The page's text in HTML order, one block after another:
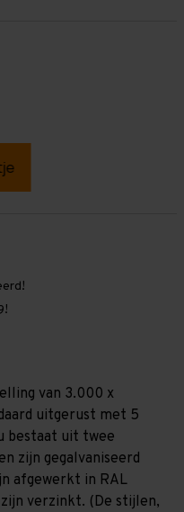
van 3.000 x
uitgerust met 5
bestaat uit twee
zijn gegalvaniseerd
afgewerkt in RAL
verzinkt. (De stijlen,